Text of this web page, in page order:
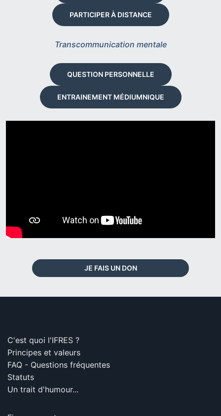
PARTICIPER À DISTANCE
Transcommunication mentale
QUESTION PERSONNELLE
ENTRAINEMENT MÉDIUMNIQUE
JE FAIS UN DON
C'est quoi l'IFRES ?
Principes et valeurs
FAQ - Questions fréquentes
Statuts
Un trait d'humour...